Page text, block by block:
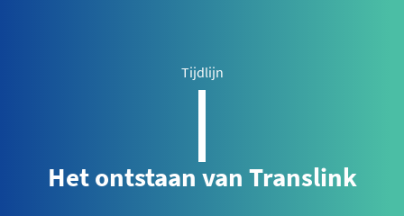
Tijdlijn
Het ontstaan van Translink